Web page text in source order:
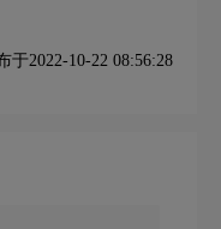
于2022-10-22 08:56:28